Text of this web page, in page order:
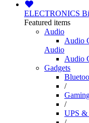
ELECTRONICS
Featured items
Audio
Audio
Audio
Audio
Gadgets
/
/
UPS &